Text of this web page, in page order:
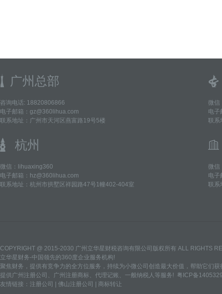
广州总部
咨询电话: 18820806866
电子邮箱：gz@360lihua.com
联系地址：广州市天河区燕富路19号5楼
微信
电子
联系
杭州
微信：lihuaxing360
电子邮箱：hz@360lihua.com
联系地址：杭州市拱墅区祥园路47号1幢402-404室
微信
电子
联系
COPYRIGHT @ 2015-2030 广州立华星财税咨询有限公司版权所有 ALL RIGHTS
立华星财务-中国领先的360度企业服务机构!
聚焦财务，提供有竞争力的全方位服务，持续为小微公司创造最大价值，帮助它们获
提供广州注册公司 广州注册商标 代理记账 一般纳税人 等服务! 粤ICP备
友情链接： 注册公司 佛山注册公司
商标转让